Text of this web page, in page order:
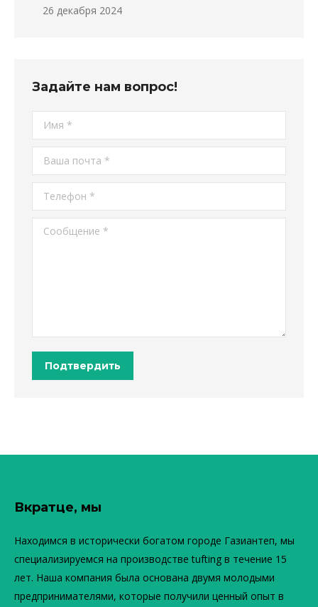
26 декабря 2024
Задайте нам вопрос!
Имя *
Ваша почта *
Телефон *
Сообщение *
Подтвердить
Вкратце, мы
Находимся в исторически богатом городе Газиантеп, мы
специализируемся на производстве tufting в течение 15
лет. Наша компания была основана двумя молодыми
предпринимателями, которые получили ценный опыт в